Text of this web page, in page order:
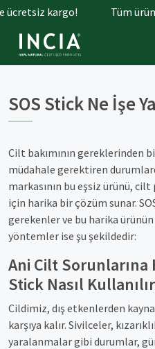
ücretsiz kargo! Tüm
SOS Stick Ne İşe
Cilt bakımının gereklerinden
müdahale gerektiren
markasının bu eşsiz ürünü,
için harika bir çözüm sunar.
gerekenler ve bu harika ürünün
yöntemler ise şu şekildedir:
Ani Cilt Sorunlarına
Stick Nasıl
Cildimiz, dış etkenlerden
karşıya kalır. Sivilceler,
yaralanmalar gibi durumlar,